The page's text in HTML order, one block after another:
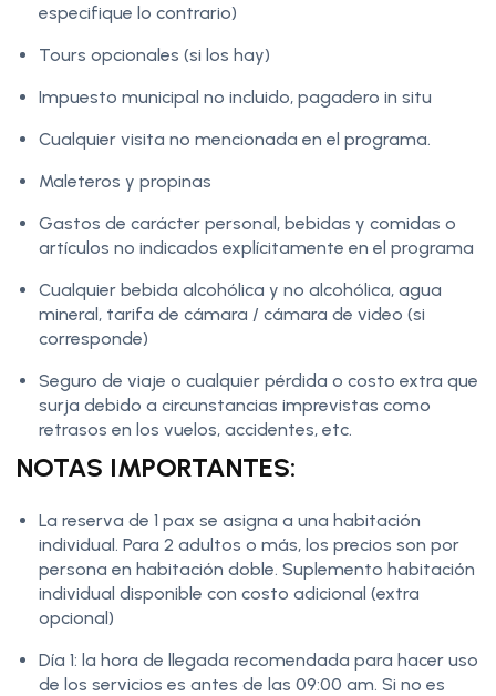
especifique lo contrario)
Tours opcionales (si los hay)
Impuesto municipal no incluido, pagadero in situ
Cualquier visita no mencionada en el programa.
Maleteros y propinas
Gastos de carácter personal, bebidas y comidas o
artículos no indicados explícitamente en el programa
Cualquier bebida alcohólica y no alcohólica, agua
mineral, tarifa de cámara / cámara de video (si
corresponde)
Seguro de viaje o cualquier pérdida o costo extra que
surja debido a circunstancias imprevistas como
retrasos en los vuelos, accidentes, etc.
NOTAS IMPORTANTES:
La reserva de 1 pax se asigna a una habitación
individual. Para 2 adultos o más, los precios son por
persona en habitación doble. Suplemento habitación
individual disponible con costo adicional (extra
opcional)
Día 1: la hora de llegada recomendada para hacer uso
de los servicios es antes de las 09:00 am. Si no es